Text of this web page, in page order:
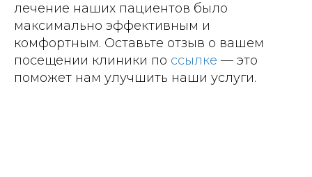
лечение наших пациентов было
максимально эффективным и
комфортным. Оставьте отзыв о вашем
посещении клиники по ссылке — это
поможет нам улучшить наши услуги.